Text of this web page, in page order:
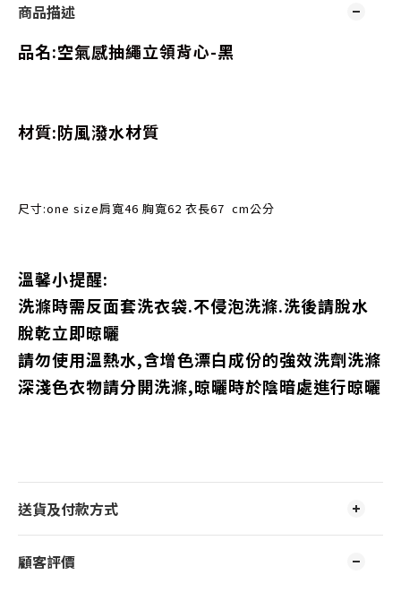
商品描述
品名:空氣感抽繩立領背心-黑
材質:防風潑水材質
尺寸:one size肩寬46 胸寬62 衣長67 cm公分
溫馨小提醒:
洗滌時需反面套洗衣袋.不侵泡洗滌.洗後請脫水
脫乾立即晾曬
請勿使用溫熱水,含增色漂白成份的強效洗劑洗滌
深淺色衣物請分開洗滌,晾曬時於陰暗處進行晾曬
送貨及付款方式
顧客評價